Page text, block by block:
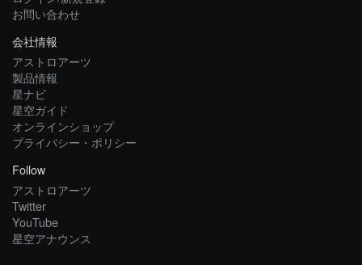
お問い合わせ
会社情報
アストロアーツ
製品情報
星ナビ
星空ガイド
オンラインショップ
プライバシー・ポリシー
Follow
アストロアーツ
Twitter
YouTube
星空アナウンス